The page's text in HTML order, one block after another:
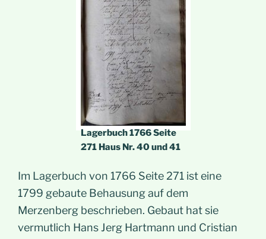
Lagerbuch 1766 Seite
271 Haus Nr. 40 und 41
Im Lagerbuch von 1766 Seite 271 ist eine
1799 gebaute Behausung auf dem
Merzenberg beschrieben. Gebaut hat sie
vermutlich Hans Jerg Hartmann und Cristian